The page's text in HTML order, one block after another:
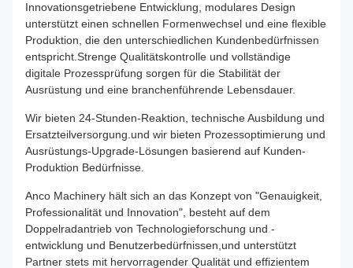
Innovationsgetriebene Entwicklung, modulares Design
unterstützt einen schnellen Formenwechsel und eine flexible
Produktion, die den unterschiedlichen Kundenbedürfnissen
entspricht.Strenge Qualitätskontrolle und vollständige
digitale Prozessprüfung sorgen für die Stabilität der
Ausrüstung und eine branchenführende Lebensdauer.
Wir bieten 24-Stunden-Reaktion, technische Ausbildung und
Ersatzteilversorgung.und wir bieten Prozessoptimierung und
Ausrüstungs-Upgrade-Lösungen basierend auf Kunden-
Produktion Bedürfnisse.
Anco Machinery hält sich an das Konzept von "Genauigkeit,
Professionalität und Innovation", besteht auf dem
Doppelradantrieb von Technologieforschung und -
entwicklung und Benutzerbedürfnissen,und unterstützt
Partner stets mit hervorragender Qualität und effizientem